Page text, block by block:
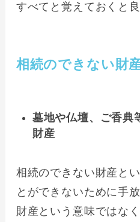
すべてと覚えておくと
相続のできない財
墓地や仏壇、ご香典
財産
相続のできない財産と
とができないために手
財産という意味ではな